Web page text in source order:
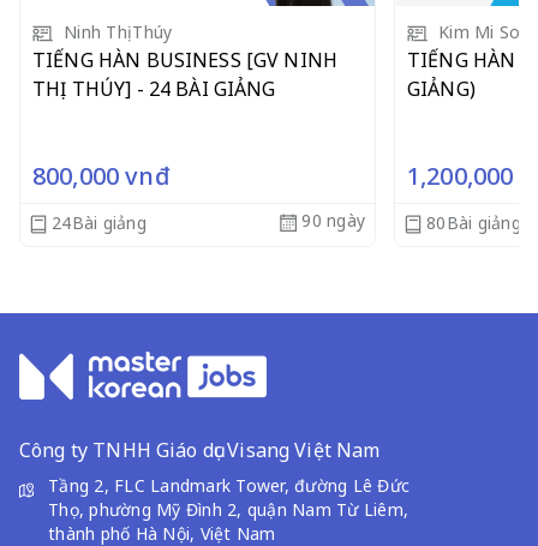
Ninh Thị Thúy
TIẾNG HÀN BUSINESS [GV NINH
THỊ THÚY] - 24 BÀI GIẢNG
800,000vnđ
24Bài giảng 90 ngày
Kim Mi
TIẾNG HÀN
GIẢNG)
1,200,000
80Bài giảng
Công ty TNHH Giáo dục Visang Việt Nam
Tầng 2, FLC Landmark Tower, đường Lê Đức
Thọ, phường Mỹ Đình 2, quận Nam Từ Liêm,
thành phố Hà Nội, Việt Nam